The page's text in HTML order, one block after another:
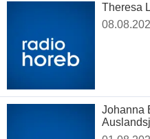
Theresa
Johanna
Hilfswerk